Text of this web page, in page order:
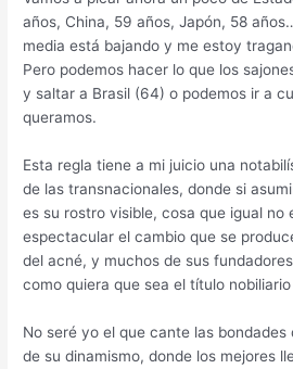
años, China, 59 años, Japón, 58
media está bajando y me estoy
Pero podemos hacer lo que los
y saltar a Brasil (64) o podemos ir a
queramos.
Esta regla tiene a mi juicio una
de las transnacionales, donde si
es su rostro visible, cosa que igual no
espectacular el cambio que se
del acné, y muchos de sus
como quiera que sea el título
No seré yo el que cante las
de su dinamismo, donde los mejores